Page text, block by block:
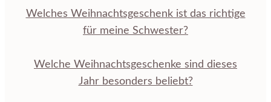
Welches Weihnachtsgeschenk ist das richtige
für meine Schwester?
Welche Weihnachtsgeschenke sind dieses
Jahr besonders beliebt?